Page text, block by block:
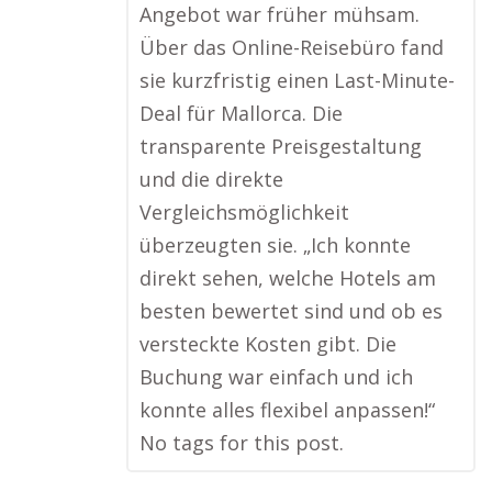
Angebot war früher mühsam.
Über das Online-Reisebüro fand
sie kurzfristig einen Last-Minute-
Deal für Mallorca. Die
transparente Preisgestaltung
und die direkte
Vergleichsmöglichkeit
überzeugten sie. „Ich konnte
direkt sehen, welche Hotels am
besten bewertet sind und ob es
versteckte Kosten gibt. Die
Buchung war einfach und ich
konnte alles flexibel anpassen!“
No tags for this post.